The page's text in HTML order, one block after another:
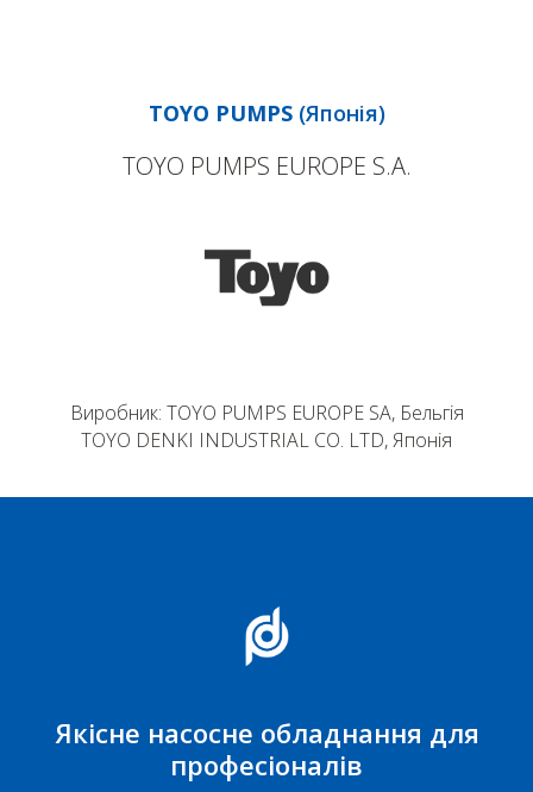
TOYO PUMPS(Японія)
TOYO PUMPS EUROPE S.A.
Виробник: TOYO PUMPS EUROPE SA, Бельгія
TOYO DENKI INDUSTRIAL CO. LTD, Японія
Якісне насосне обладнання для
професіоналів